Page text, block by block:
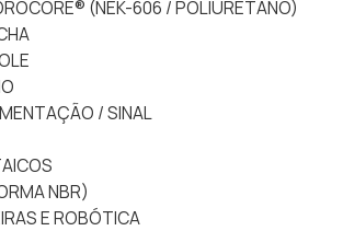
(NEK-606 / POLIURETANO)
/ SINAL
NBR)
E ROBÓTICA